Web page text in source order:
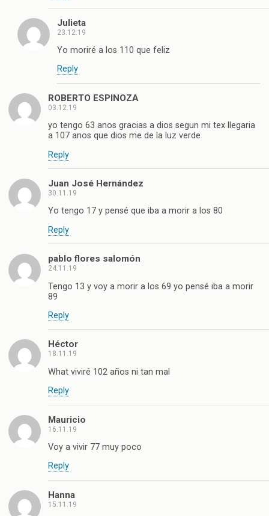
Julieta
23.12.19
Yo moriré a los 110 que feliz
Reply
ROBERTO ESPINOZA
03.12.19
yo tengo 63 anos gracias a dios segun mi tex llegaria
a 107 anos que dios me de la luz verde
Reply
Juan José Hernández
30.11.19
Yo tengo 17 y pensé que iba a morir a los 80
Reply
pablo flores salomón
24.11.19
Tengo 13 y voy a morir a los 69 yo pensé iba a morir
89
Reply
Héctor
18.11.19
What viviré 102 años ni tan mal
Reply
Mauricio
16.11.19
Voy a vivir 77 muy poco
Reply
Hanna
15.11.19